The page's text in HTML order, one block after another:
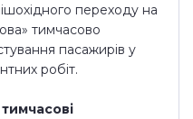
переходу на
тимчасово
пасажирів у
робіт.